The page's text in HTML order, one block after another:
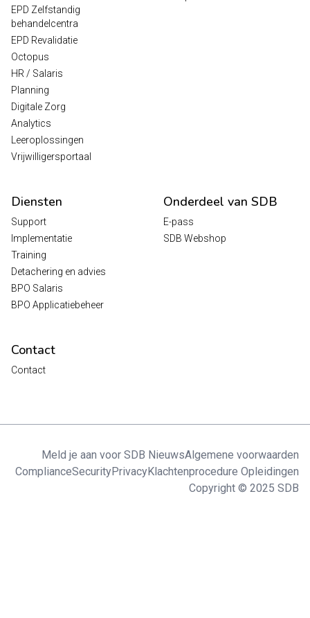
EPD Zelfstandig
behandelcentra
EPD Revalidatie
Octopus
HR / Salaris
Planning
Digitale Zorg
Analytics
Leeroplossingen
Vrijwilligersportaal
Diensten
Support
Implementatie
Training
Detachering en advies
BPO Salaris
BPO Applicatiebeheer
Onderdeel van SDB
E-pass
SDB Webshop
Contact
Contact
Meld je aan voor SDB NieuwsAlgemene voorwaarden
ComplianceSecurityPrivacyKlachtenprocedure Opleidingen
Copyright © 2025 SDB